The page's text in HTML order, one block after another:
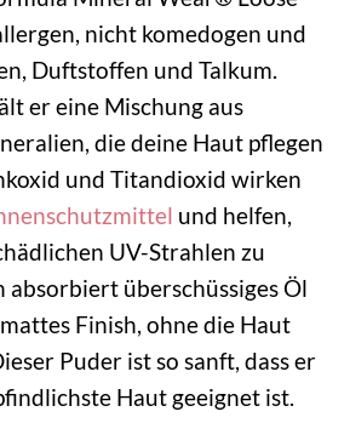
nicht komedogen und
Duftstoffen und Talkum.
er eine Mischung aus
die deine Haut pflegen
und Titandioxid wirken
und helfen,
UV-Strahlen zu
absorbiert überschüssiges Öl
Finish, ohne die Haut
Puder ist so sanft, dass er
Haut geeignet ist.